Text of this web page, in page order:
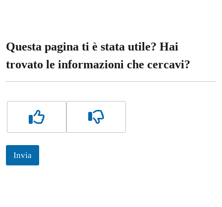
Questa pagina ti è stata utile? Hai
trovato le informazioni che cercavi?
Invia